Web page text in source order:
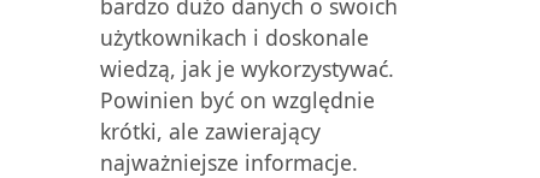
bardzo dużo danych o swoich
użytkownikach i doskonale
wiedzą, jak je wykorzystywać.
Powinien być on względnie
krótki, ale zawierający
najważniejsze informacje.